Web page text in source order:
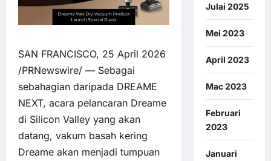
SAN FRANCISCO, 25 April 2026
/PRNewswire/ — Sebagai
sebahagian daripada DREAME
NEXT, acara pelancaran Dreame
di Silicon Valley yang akan
datang, vakum basah kering
Dreame akan menjadi tumpuan
Julai 2025
Mei 2023
April 2023
Mac 2023
Februari
2023
Januari